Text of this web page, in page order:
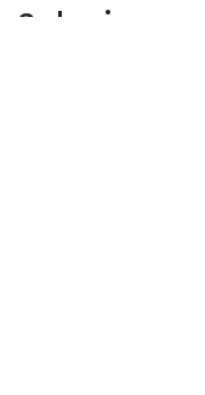
Soluciones